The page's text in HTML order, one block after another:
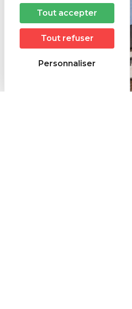
Tout accepter
Tout refuser
Personnaliser